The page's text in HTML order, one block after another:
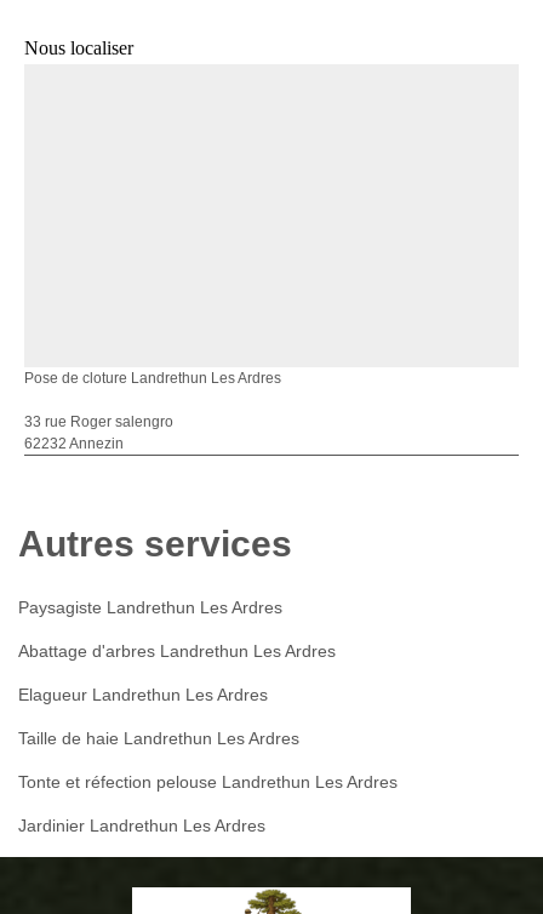
Nous localiser
Pose de cloture Landrethun Les Ardres
33 rue Roger salengro
62232 Annezin
Autres services
Paysagiste Landrethun Les Ardres
Abattage d'arbres Landrethun Les Ardres
Elagueur Landrethun Les Ardres
Taille de haie Landrethun Les Ardres
Tonte et réfection pelouse Landrethun Les Ardres
Jardinier Landrethun Les Ardres